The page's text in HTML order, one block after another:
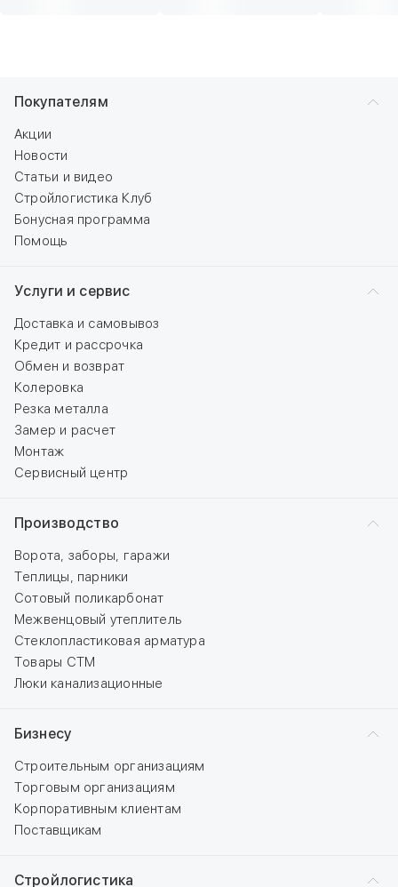
Покупателям
Акции
Новости
Статьи и видео
Стройлогистика Клуб
Бонусная программа
Помощь
Услуги и сервис
Доставка и самовывоз
Кредит и рассрочка
Обмен и возврат
Колеровка
Резка металла
Замер и расчет
Монтаж
Сервисный центр
Производство
Ворота, заборы, гаражи
Теплицы, парники
Сотовый поликарбонат
Межвенцовый утеплитель
Стеклопластиковая арматура
Товары СТМ
Люки канализационные
Бизнесу
Строительным организациям
Торговым организациям
Корпоративным клиентам
Поставщикам
Стройлогистика